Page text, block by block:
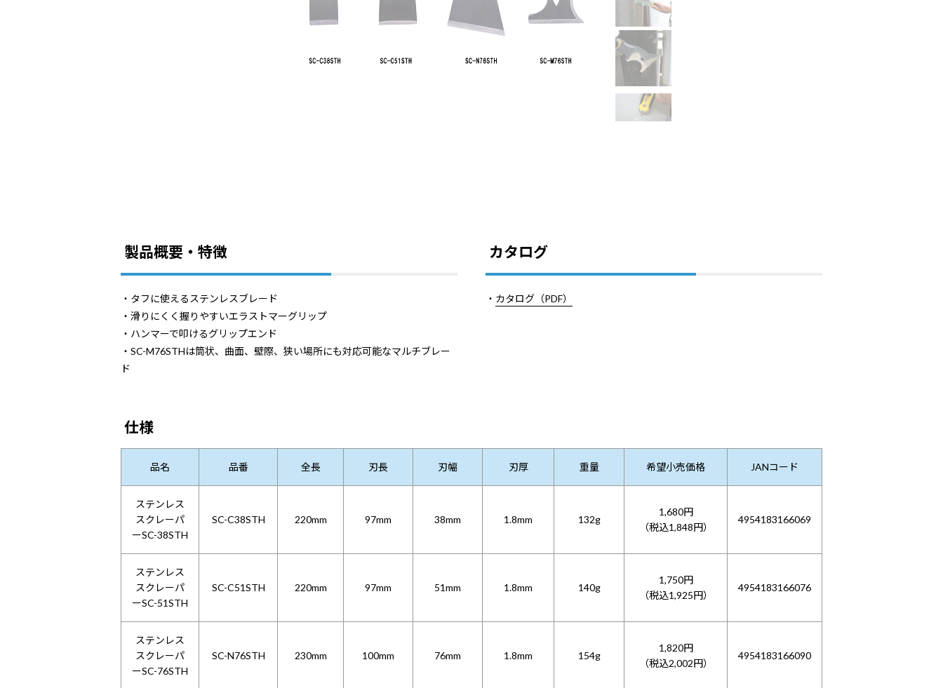
製品概要・特徴
・タフに使えるステンレスブレード
・滑りにくく握りやすいエラストマーグリップ
・ハンマーで叩けるグリップエンド
・SC-M76STHは筒状、曲面、壁際、狭い場所にも対応可能なマルチブレー
ド
カタログ
・ カタログ（PDF）
仕様
品名 品番 全長 刃長 刃幅 刃厚 重量 希望小売価格 JANコード
ステンレス
スクレーパ
ーSC-38STH
SC-C38STH 220mm 97mm 38mm 1.8mm 132g
1,680円
（税込1,848円）
4954183166069
ステンレス
スクレーパ
ーSC-51STH
SC-C51STH 220mm 97mm 51mm 1.8mm 140g
1,750円
（税込1,925円）
4954183166076
ステンレス
スクレーパ
ーSC-76STH
SC-N76STH 230mm 100mm 76mm 1.8mm 154g
1,820円
（税込2,002円）
4954183166090